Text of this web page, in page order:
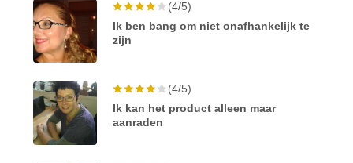
(4/5)
Ik ben bang om niet onafhankelijk te
zijn
(4/5)
Ik kan het product alleen maar
aanraden